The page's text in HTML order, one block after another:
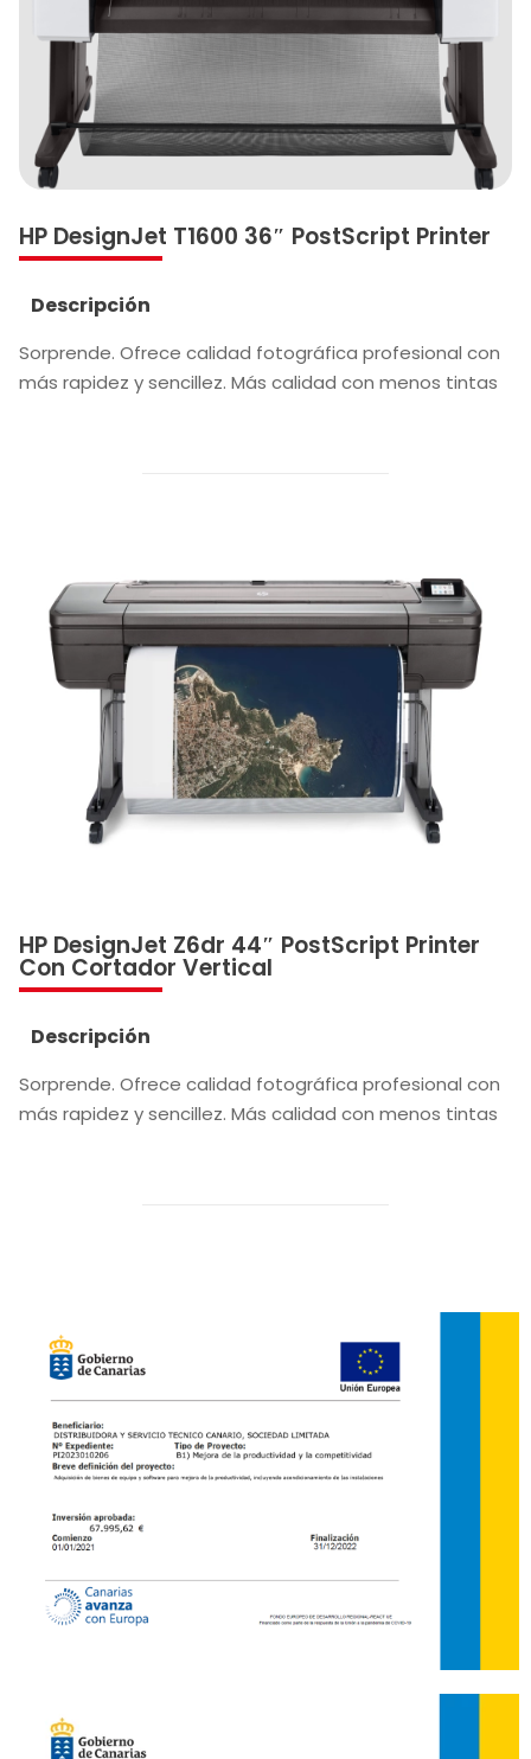
HP DesignJet T1600 36″ PostScript Printer
Descripción
Sorprende. Ofrece calidad fotográfica profesional con
más rapidez y sencillez. Más calidad con menos tintas
HP DesignJet Z6dr 44″ PostScript Printer
Con Cortador Vertical
Descripción
Sorprende. Ofrece calidad fotográfica profesional con
más rapidez y sencillez. Más calidad con menos tintas